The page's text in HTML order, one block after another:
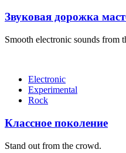
Звуковая дорожка
Smooth electronic sounds from
Electronic
Experimental
Rock
Классное поколение
Stand out from the crowd.